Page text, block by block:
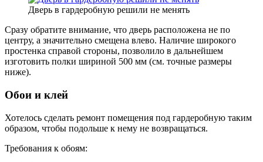
Дверь в гардеробную решили не менять
Сразу обратите внимание, что дверь расположена не по
центру, а значительно смещена влево. Наличие широкого
простенка справой стороны, позволило в дальнейшем
изготовить полки шириной 500 мм (см. точные размеры
ниже).
Обои и клей
Хотелось сделать ремонт помещения под гардеробную таким
образом, чтобы подольше к нему не возвращаться.
Требования к обоям: